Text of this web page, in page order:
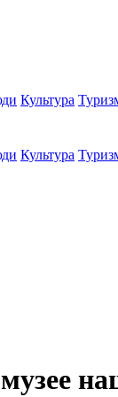
Культура
Культура